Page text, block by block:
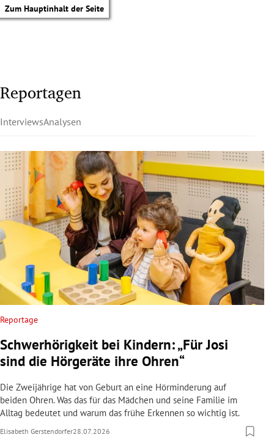
Zum Hauptinhalt der Seite
Untermenü
Untermenü
Untermenü
Untermenü
Untermenü
Untermenü
Reportagen
InterviewsAnalysen
Reportage
Schwerhörigkeit bei Kindern: „Für Josi
sind die Hörgeräte ihre Ohren“
Die Zweijährige hat von Geburt an eine Hörminderung auf
beiden Ohren. Was das für das Mädchen und seine Familie im
Alltag bedeutet und warum das frühe Erkennen so wichtig ist.
Elisabeth Gerstendorfer28.07.2026